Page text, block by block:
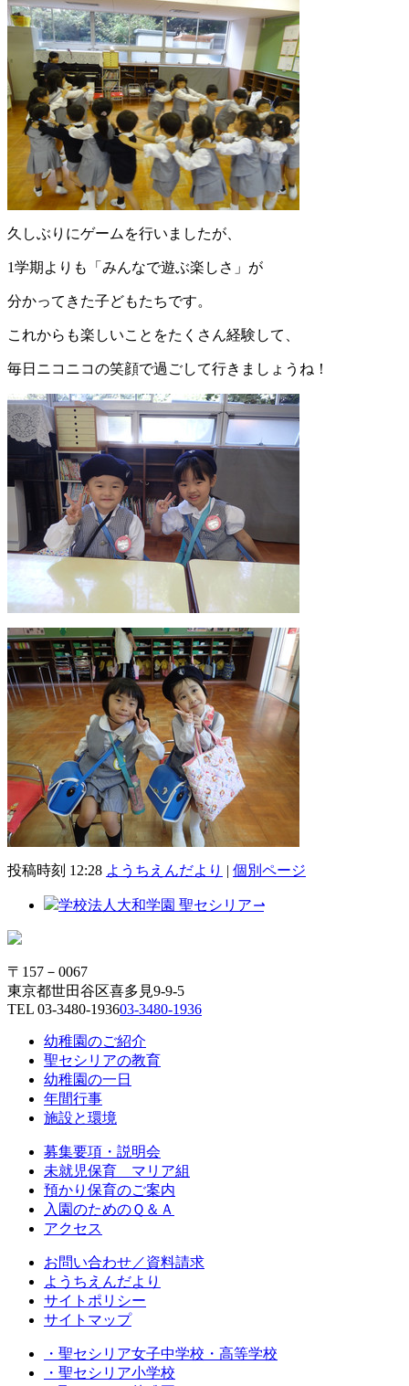
久しぶりにゲームを行いましたが、
1学期よりも「みんなで遊ぶ楽しさ」が
分かってきた子どもたちです。
これからも楽しいことをたくさん経験して、
毎日ニコニコの笑顔で過ごして行きましょうね！
投稿時刻 12:28 ようちえんだより | 個別ページ
学校法人大和学園 聖セシリア⇀
〒157－0067
東京都世田谷区喜多見9-9-5
TEL 03-3480-193603-3480-1936
幼稚園のご紹介
聖セシリアの教育
幼稚園の一日
年間行事
施設と環境
募集要項・説明会
未就児保育 マリア組
預かり保育のご案内
入園のためのＱ＆Ａ
アクセス
お問い合わせ／資料請求
ようちえんだより
サイトポリシー
サイトマップ
・聖セシリア女子中学校・高等学校
・聖セシリア小学校